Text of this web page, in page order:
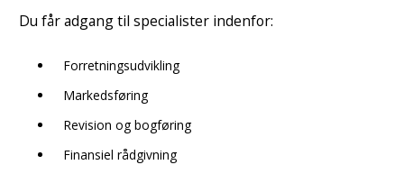
Du får adgang til specialister indenfor:
Forretningsudvikling
Markedsføring
Revision og bogføring
Finansiel rådgivning